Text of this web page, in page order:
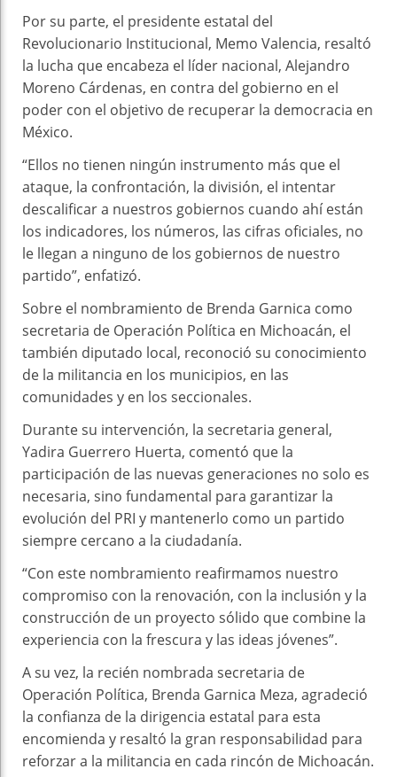
Por su parte, el presidente estatal del
Revolucionario Institucional, Memo Valencia, resaltó
la lucha que encabeza el líder nacional, Alejandro
Moreno Cárdenas, en contra del gobierno en el
poder con el objetivo de recuperar la democracia en
México.
“Ellos no tienen ningún instrumento más que el
ataque, la confrontación, la división, el intentar
descalificar a nuestros gobiernos cuando ahí están
los indicadores, los números, las cifras oficiales, no
le llegan a ninguno de los gobiernos de nuestro
partido”, enfatizó.
Sobre el nombramiento de Brenda Garnica como
secretaria de Operación Política en Michoacán, el
también diputado local, reconoció su conocimiento
de la militancia en los municipios, en las
comunidades y en los seccionales.
Durante su intervención, la secretaria general,
Yadira Guerrero Huerta, comentó que la
participación de las nuevas generaciones no solo es
necesaria, sino fundamental para garantizar la
evolución del PRI y mantenerlo como un partido
siempre cercano a la ciudadanía.
“Con este nombramiento reafirmamos nuestro
compromiso con la renovación, con la inclusión y la
construcción de un proyecto sólido que combine la
experiencia con la frescura y las ideas jóvenes”.
A su vez, la recién nombrada secretaria de
Operación Política, Brenda Garnica Meza, agradeció
la confianza de la dirigencia estatal para esta
encomienda y resaltó la gran responsabilidad para
reforzar a la militancia en cada rincón de Michoacán.